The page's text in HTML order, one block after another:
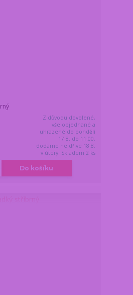
Z důvodu dovolené,
vše objednané a
uhrazené do pondělí
17.8. do 11:00,
dodáme nejdříve 18.8.
v úterý. Skladem 2 ks
Do košíku